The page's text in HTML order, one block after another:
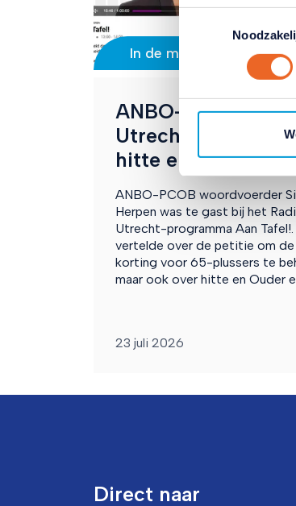
combineren met
hun services.
Lees hierover
Toestemmingsselectie
In de media
ANBO-PCOB bij
Utrecht over ov-
hitte en Ouderen
ANBO-PCOB woordvoerder
Herpen was te gast bij het
Utrecht-programma Aan Tafel!.
vertelde over de petitie om
korting voor 65-plussers te
maar ook over hitte en Ouder
23 juli 2026
Direct naar